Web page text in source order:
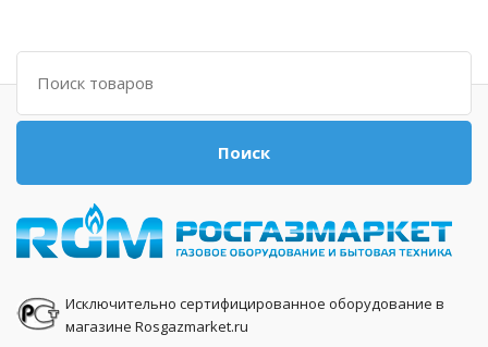
Поиск
Поиск
Исключительно сертифицированное оборудование в
магазине Rosgazmarket.ru